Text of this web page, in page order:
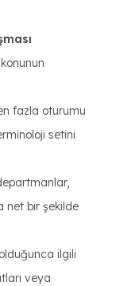
fazla oturumu
setini
net bir şekilde
ilgili
veya